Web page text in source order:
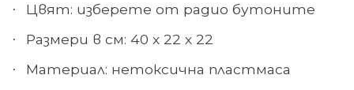
· Цвят: изберете от радио бутоните
· Размери в см: 40 х 22 х 22
· Материал: нетоксична пластмаса